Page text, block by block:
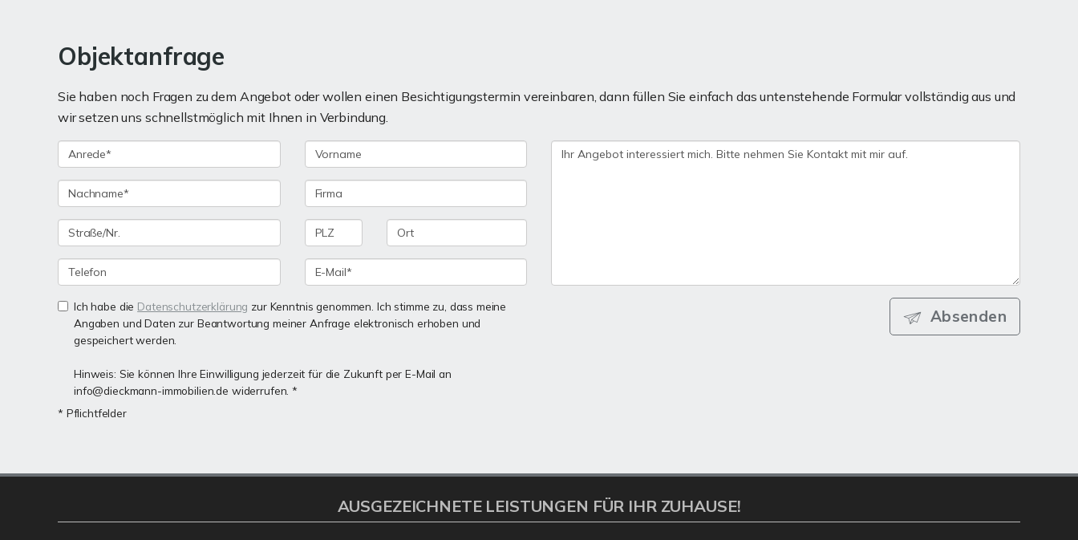
Objektanfrage
Sie haben noch Fragen zu dem Angebot oder wollen einen Besichtigungstermin vereinbaren, dann füllen Sie einfach das untenstehende Formular vollständig aus und
wir setzen uns schnellstmöglich mit Ihnen in Verbindung.
Ich habe die Datenschutzerklärung zur Kenntnis genommen. Ich stimme zu, dass meine
Angaben und Daten zur Beantwortung meiner Anfrage elektronisch erhoben und
gespeichert werden.
Hinweis: Sie können Ihre Einwilligung jederzeit für die Zukunft per E-Mail an
info@dieckmann-immobilien.de widerrufen. *
* Pflichtfelder
Absenden
AUSGEZEICHNETE LEISTUNGEN FÜR IHR ZUHAUSE!